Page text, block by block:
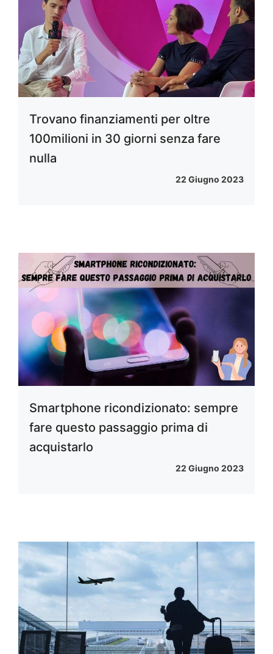
Trovano finanziamenti per oltre
100milioni in 30 giorni senza fare
nulla
22 Giugno 2023
Smartphone ricondizionato: sempre
fare questo passaggio prima di
acquistarlo
22 Giugno 2023